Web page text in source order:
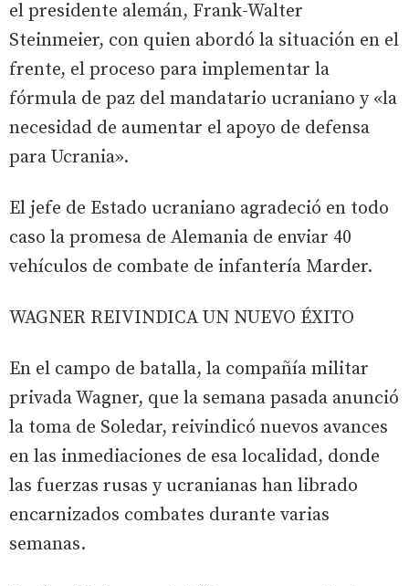
el presidente alemán, Frank-Walter
Steinmeier, con quien abordó la situación en el
frente, el proceso para implementar la
fórmula de paz del mandatario ucraniano y «la
necesidad de aumentar el apoyo de defensa
para Ucrania».
El jefe de Estado ucraniano agradeció en todo
caso la promesa de Alemania de enviar 40
vehículos de combate de infantería Marder.
WAGNER REIVINDICA UN NUEVO ÉXITO
En el campo de batalla, la compañía militar
privada Wagner, que la semana pasada anunció
la toma de Soledar, reivindicó nuevos avances
en las inmediaciones de esa localidad, donde
las fuerzas rusas y ucranianas han librado
encarnizados combates durante varias
semanas.